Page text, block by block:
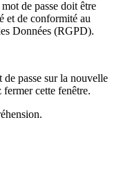
de passe doit être
et de conformité au
Données (RGPD).
passe sur la nouvelle
cette fenêtre.